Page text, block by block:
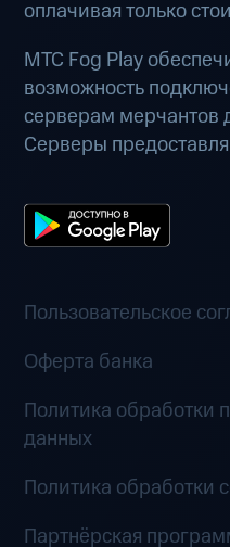
оплачивая только
МТС Fog Play
возможность
серверам мерчантов
Серверы
Пользовательское
Оферта банка
Политика обработки
данных
Политика обработки
Партнёрская